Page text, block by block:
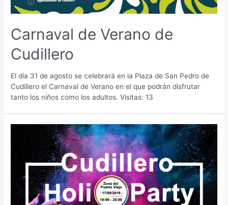
Carnaval de Verano de
Cudillero
El día 31 de agosto se celebrará en la Plaza de San Pedro de
Cudillero el Carnaval de Verano en el que podrán disfrutar
tanto los niños como los adultos. Visitas: 13